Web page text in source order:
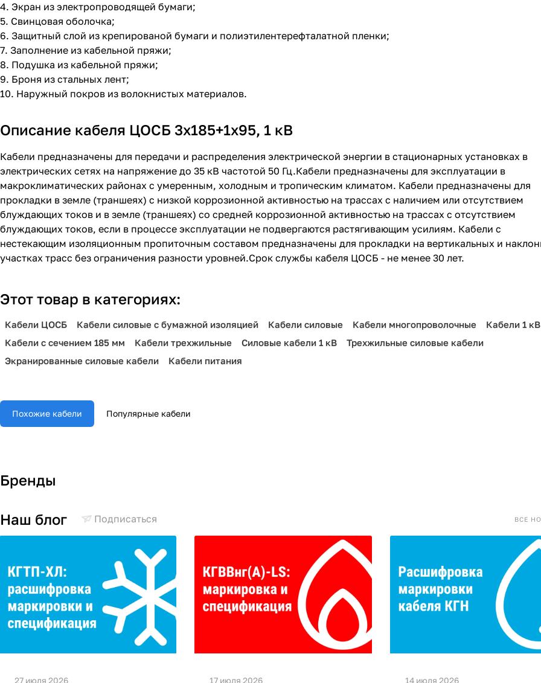
4. Экран из электропроводящей бумаги;
5. Свинцовая оболочка;
6. Защитный слой из крепированой бумаги и полиэтилентерефталатной пленки;
7. Заполнение из кабельной пряжи;
8. Подушка из кабельной пряжи;
9. Броня из стальных лент;
10. Наружный покров из волокнистых материалов.
Описание кабеля ЦОСБ 3х185+1х95, 1 кВ
Кабели предназначены для передачи и распределения электрической энергии в стационарных установках в
электрических сетях на напряжение до 35 кВ частотой 50 Гц.Кабели предназначены для эксплуатации в
макроклиматических районах с умеренным, холодным и тропическим климатом. Кабели предназначены для
прокладки в земле (траншеях) с низкой коррозионной активностью на трассах с наличием или отсутствием
блуждающих токов и в земле (траншеях) со средней коррозионной активностью на трассах с отсутствием
блуждающих токов, если в процессе эксплуатации не подвергаются растягивающим усилиям. Кабели с
нестекающим изоляционным пропиточным составом предназначены для прокладки на вертикальных и
участках трасс без ограничения разности уровней.Срок службы кабеля ЦОСБ - не менее 30 лет.
Этот товар в категориях:
Кабели ЦОСБ Кабели силовые с бумажной изоляцией Кабели силовые Кабели многопроволочные
Кабели 1 кВ
Кабели с сечением 185 мм
Кабели трехжильные Силовые кабели 1 кВ
Трехжильные силовые кабели
Экранированные силовые кабели
Кабели питания
Похожие кабели Популярные кабели
Бренды
Наш блог Подписаться ВСЕ
27 июля 2026 17 июля 2026 14 июля 2026